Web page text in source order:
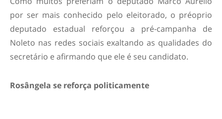
por ser mais conhecido pelo eleitorado, o préoprio
deputado estadual reforçou a pré-campanha de
Noleto nas redes sociais exaltando as qualidades do
secretário e afirmando que ele é seu candidato.
Rosângela se reforça politicamente